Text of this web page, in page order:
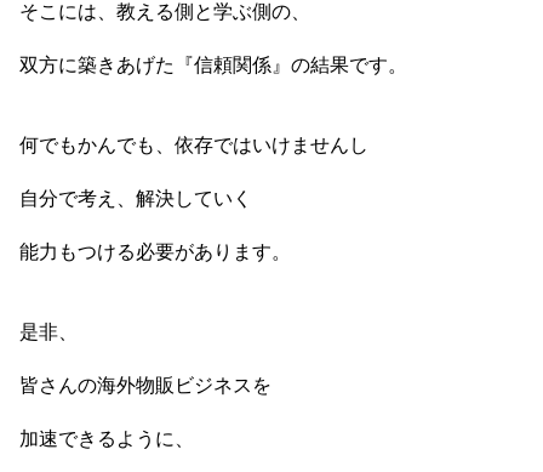
そこには、教える側と学ぶ側の、
双方に築きあげた『信頼関係』の結果です。
何でもかんでも、依存ではいけませんし
自分で考え、解決していく
能力もつける必要があります。
是非、
皆さんの海外物販ビジネスを
加速できるように、